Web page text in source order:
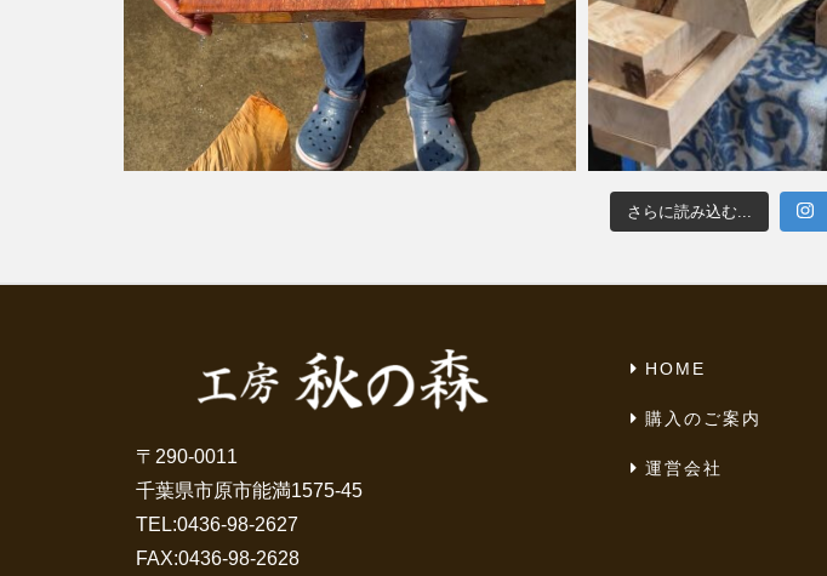
さらに読み込む...
〒290-0011
千葉県市原市能満1575-45
TEL:0436-98-2627
FAX:0436-98-2628
HOME
購入のご案内
運営会社